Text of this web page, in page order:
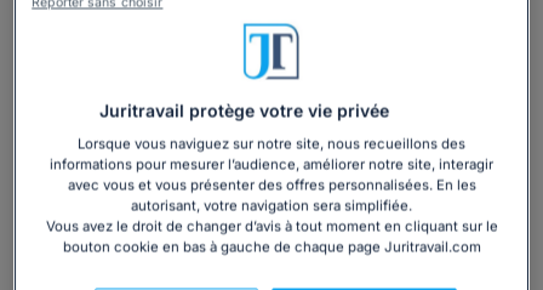
qui est propriétaire du bien construit ?
Régimes matrimoniaux : bref rappel
en droit français. Ces régimes sont destinés à régir les
relations existant entre les époux durant le mariage, et à
déterminer le sort des biens qu'ils possédaient avant le
mariage, et qu'ils acquièrent pendant celui-ci.
Juritravail protège votre vie privée
Lorsque vous naviguez sur notre site, nous recueillons des
informations pour mesurer l’audience, améliorer notre site, interagir
avec vous et vous présenter des offres personnalisées. En les
autorisant, votre navigation sera simplifiée.
Vous avez le droit de changer d’avis à tout moment en cliquant sur le
bouton cookie en bas à gauche de chaque page Juritravail.com